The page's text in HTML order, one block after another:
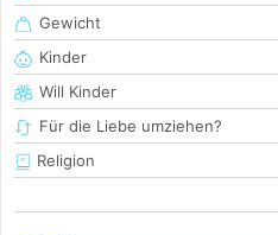
Gewicht
Kinder
Will Kinder
Für die Liebe umziehen?
Religion